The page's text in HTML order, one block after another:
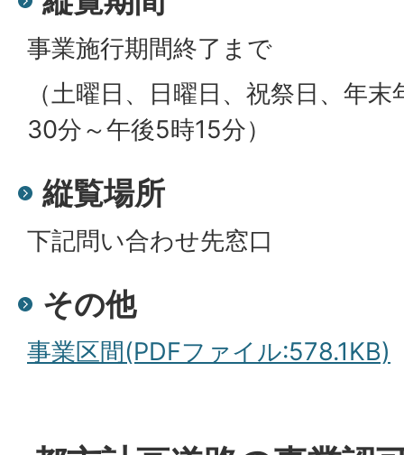
事業施行期間終了まで
（土曜日、日曜日、祝祭日、年
30分～午後5時15分）
縦覧場所
下記問い合わせ先窓口
その他
事業区間(PDFファイル:578.1KB)